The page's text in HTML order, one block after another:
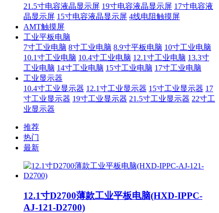
21.5寸电容液晶显示屏 19寸电容液晶显示屏 17寸电容液
晶显示屏 15寸电容液晶显示屏 4线电阻触摸屏
AMT触摸屏
工业平板电脑
7寸工业电脑 8寸工业电脑 8.9寸平板电脑 10寸工业电脑
10.1寸工业电脑 10.4寸工业电脑 12.1寸工业电脑 13.3寸
工业电脑 14寸工业电脑 15寸工业电脑 17寸工业电脑
工业显示器
10.4寸工业显示器 12.1寸工业显示器 15寸工业显示器 17
寸工业显示器 19寸工业显示器 21.5寸工业显示器 22寸工
业显示器
推荐
热门
最新
12.1寸D2700薄款工业平板电脑(HXD-IPPC-
AJ-121-D2700)